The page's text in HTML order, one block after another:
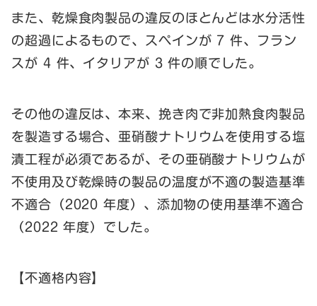
また、乾燥食肉製品の違反のほとんどは水分活性
の超過によるもので、スペインが 7 件、フラン
スが 4 件、イタリアが 3 件の順でした。
その他の違反は、本来、挽き肉で非加熱食肉製品
を製造する場合、亜硝酸ナトリウムを使用する塩
漬工程が必須であるが、その亜硝酸ナトリウムが
不使用及び乾燥時の製品の温度が不適の製造基準
不適合（2020 年度）、添加物の使用基準不適合
（2022 年度）でした。
【不適格内容】